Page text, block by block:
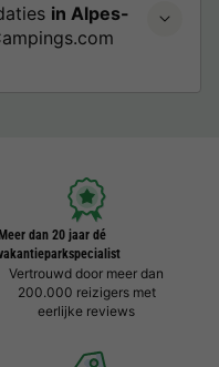
in Alpes-
dan 20 jaar dé
Vertrouwd door meer dan
200.000 reizigers met
eerlijke reviews